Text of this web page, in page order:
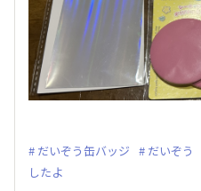
だいぞう缶バッジ だいぞう
したよ